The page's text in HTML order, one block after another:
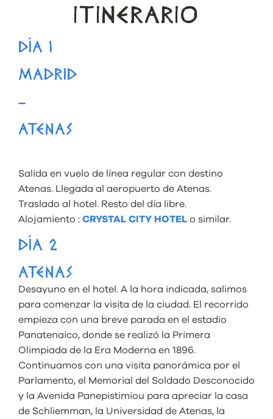
ITINERARIO
DÍA 1
MADRID
–
ATENAS
Salida en vuelo de línea regular con destino
Atenas. Llegada al aeropuerto de Atenas.
Traslado al hotel. Resto del día libre.
Alojamiento : CRYSTAL CITY HOTEL o similar.
DÍA 2
ATENAS
Desayuno en el hotel. A la hora indicada, salimos
para comenzar la visita de la ciudad. El recorrido
empieza con una breve parada en el estadio
Panatenaico, donde se realizó la Primera
Olimpiada de la Era Moderna en 1896.
Continuamos con una visita panorámica por el
Parlamento, el Memorial del Soldado Desconocido
y la Avenida Panepistimiou para apreciar la casa
de Schliemman, la Universidad de Atenas, la